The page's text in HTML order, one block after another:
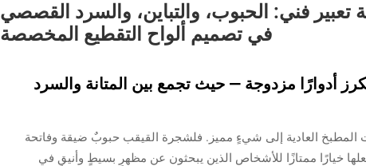
فني: الحبوب، والتباين، والسرد القصصي
في تصميم ألواح التقطيع المخصصة
أدوارًا مزدوجة — حيث تجمع بين المتانة والسرد
المطبخ العادية إلى شيءٍ مميز. فلشجرة القيقب حبوبٌ ضيقة وفاتحة
خيارًا ممتازًا للأشخاص الذين يبحثون عن مظهرٍ بسيطٍ وأنيقٍ في